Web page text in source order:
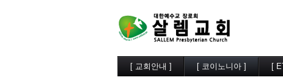
[ 교회안내 ] [ 코이노니아 ] [